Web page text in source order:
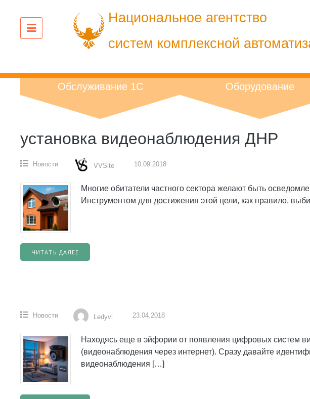
содержанию
Национальное агентство
систем комплексной
Обслуживание 1С Оборудование
установка видеонаблюдения ДНР
Новости VVSite 10.09.2018
Многие обитатели частного сектора желают быть
Инструментом для достижения этой цели, как правило,
ЧИТАТЬ ДАЛЕЕ
Новости Ledyvi 23.04.2018
Находясь еще в эйфории от появления цифровых систем
(видеонаблюдения через интернет). Сразу давайте
видеонаблюдения […]